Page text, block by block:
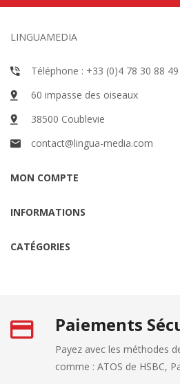
LINGUAMEDIA
Téléphone : +33 (0)4 78 30 88 49
60 impasse des oiseaux
38500 Coublevie
contact@lingua-media.com
MON COMPTE
INFORMATIONS
CATÉGORIES
Paiements
Payez avec les méthodes
comme : ATOS de HSBC,